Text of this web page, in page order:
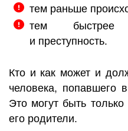
тем раньше
тем быстрее
и преступность.
Кто и как может и
человека, попавшего
Это могут быть
его родители.